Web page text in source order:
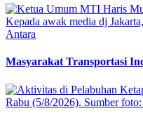
Masyarakat Transportasi